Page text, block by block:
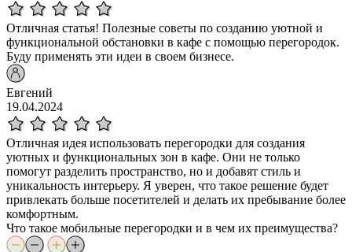
Отличная статья! Полезные советы по созданию уютной и
функциональной обстановки в кафе с помощью перегородок.
Буду применять эти идеи в своем бизнесе.
Евгений
19.04.2024
Отличная идея использовать перегородки для создания
уютных и функциональных зон в кафе. Они не только
помогут разделить пространство, но и добавят стиль и
уникальность интерьеру. Я уверен, что такое решение будет
привлекать больше посетителей и делать их пребывание более
комфортным.
Что такое мобильные перегородки и в чем их преимущества?